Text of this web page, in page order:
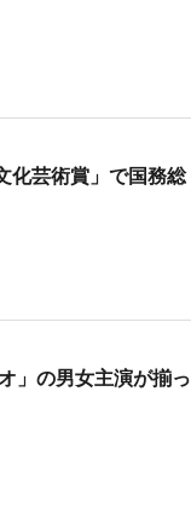
化芸術賞」で国務総
」の男女主演が揃っ